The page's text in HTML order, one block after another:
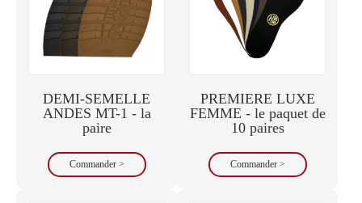
DEMI-SEMELLE
ANDES MT-1 - la
paire
Commander >
PREMIERE LUXE
FEMME - le paquet de
10 paires
Commander >